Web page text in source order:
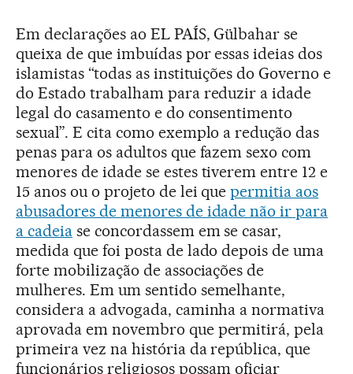
Em declarações ao EL PAÍS, Gülbahar se
queixa de que imbuídas por essas ideias dos
islamistas “todas as instituições do Governo e
do Estado trabalham para reduzir a idade
legal do casamento e do consentimento
sexual”. E cita como exemplo a redução das
penas para os adultos que fazem sexo com
menores de idade se estes tiverem entre 12 e
15 anos ou o projeto de lei quepermitia aos
abusadores de menores de idade não ir para
a cadeiase concordassem em se casar,
medida que foi posta de lado depois de uma
forte mobilização de associações de
mulheres. Em um sentido semelhante,
considera a advogada, caminha a normativa
aprovada em novembro que permitirá, pela
primeira vez na história da república, que
funcionários religiosos possam oficiar